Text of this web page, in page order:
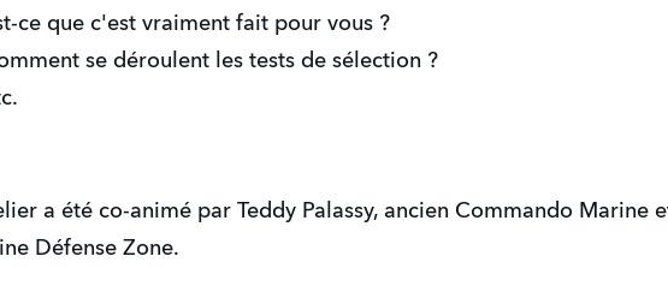
ce que c'est vraiment fait pour vous ?
se déroulent les tests de sélection ?
a été co-animé par Teddy Palassy, ancien Commando Marine
Défense Zone.